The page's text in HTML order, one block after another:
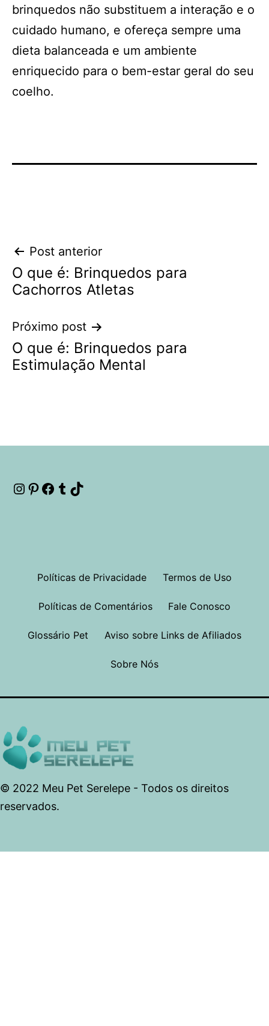
brinquedos não substituem a interação e o
cuidado humano, e ofereça sempre uma
dieta balanceada e um ambiente
enriquecido para o bem-estar geral do seu
coelho.
Navegação
de
Post anterior
O que é: Brinquedos para
Cachorros Atletas
Próximo post
O que é: Brinquedos para
Estimulação Mental
Instagram
Pinterest
Facebook
Tumblr
Políticas de Privacidade Termos de Uso
Políticas de Comentários Fale Conosco
Glossário Pet Aviso sobre Links de Afiliados
Sobre Nós
© 2022 Meu Pet Serelepe - Todos os direitos
reservados.